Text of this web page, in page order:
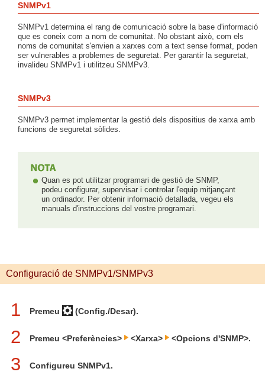
SNMPv1
SNMPv1 determina el rang de comunicació sobre la base d'informació
que es coneix com a nom de comunitat. No obstant això, com els
noms de comunitat s'envien a xarxes com a text sense format, poden
ser vulnerables a problemes de seguretat. Per garantir la seguretat,
invalideu SNMPv1 i utilitzeu SNMPv3.
SNMPv3
SNMPv3 permet implementar la gestió dels dispositius de xarxa amb
funcions de seguretat sòlides.
Quan es pot utilitzar programari de gestió de SNMP,
podeu configurar, supervisar i controlar l'equip mitjançant
un ordinador. Per obtenir informació detallada, vegeu els
manuals d'instruccions del vostre programari.
Configuració de SNMPv1/SNMPv3
1 Premeu (Config./Desar).
2 Premeu <Preferències> <Xarxa> <Opcions d'SNMP>.
3 Configureu SNMPv1.